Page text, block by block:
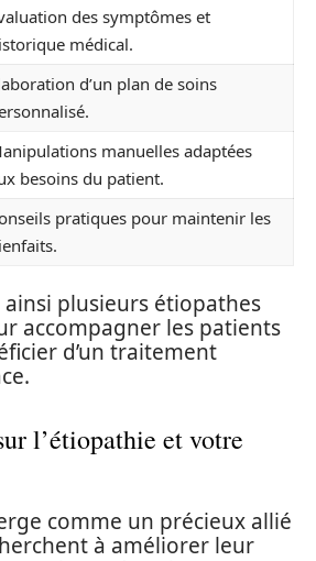
des symptômes et
médical.
d’un plan de soins
manuelles adaptées
besoins du patient.
pratiques pour maintenir les
plusieurs étiopathes
accompagner les patients
d’un traitement
l’étiopathie et votre
comme un précieux allié
à améliorer leur